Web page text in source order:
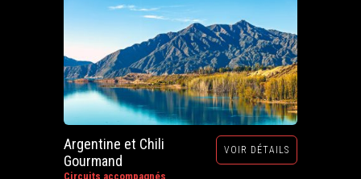
Argentine et Chili
Gourmand
Circuits accompagnés
VOIR DÉTAILS